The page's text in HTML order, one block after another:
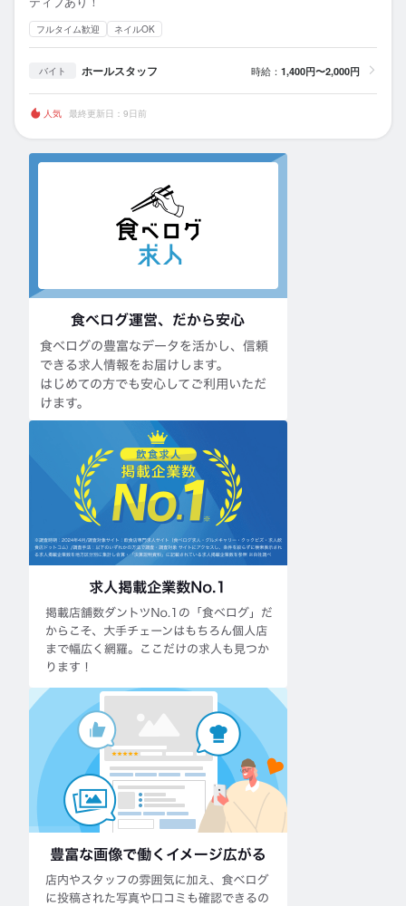
フルタイム歓迎 ネイルOK
バイト ホールスタッフ 時給： 1,400円〜2,000円
人気 最終更新日：9日前